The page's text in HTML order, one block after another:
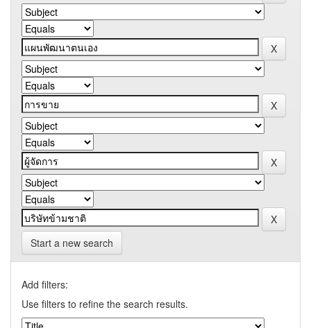
Start a new search
Add filters:
Use filters to refine the search results.